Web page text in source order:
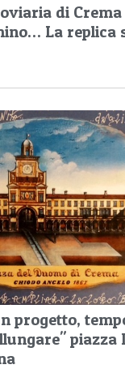
di
La replica
progetto,
piazza